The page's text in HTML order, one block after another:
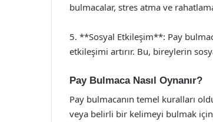
bulmacalar, stres atma ve
5. **Sosyal Etkileşim**: Pay
etkileşimi artırır. Bu, bireylerin
Pay Bulmaca Nasıl Oynanır?
Pay bulmacanın temel kuralları
veya belirli bir kelimeyi bulmak için